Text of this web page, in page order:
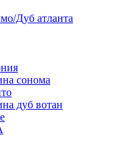
Дуб атланта
сонома
дуб вотан